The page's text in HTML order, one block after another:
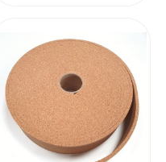
KOSZYKA